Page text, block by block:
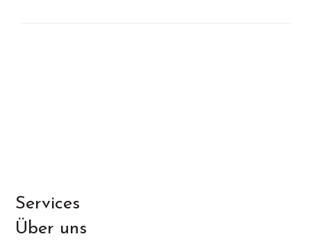
Services
Über uns